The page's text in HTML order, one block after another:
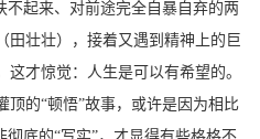
不起来、对前途完全自暴自弃的两
田壮壮），接着又遇到精神上的巨
才惊觉：人生是可以有希望的。
顶的“顿悟”故事，或许是因为相比